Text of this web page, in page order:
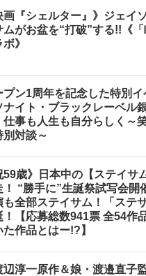
画『シェルター』》ジェイ
ムがお盆を“打破”する!!《「
》
プン1周年を記念した特別
ナイト・ブラックレーベル
事も人生も自分らしく～
別対談～
59歳》日本中の【ステイサ
！ “勝手に”生誕祭試写会開
も全部ステイサム！「ステ
！【応募総数941票 全54作
た作品とはー!?】
辺淳一原作＆娘・渡邉直子